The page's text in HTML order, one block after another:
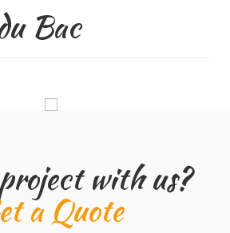
Bac
with us?
a Quote